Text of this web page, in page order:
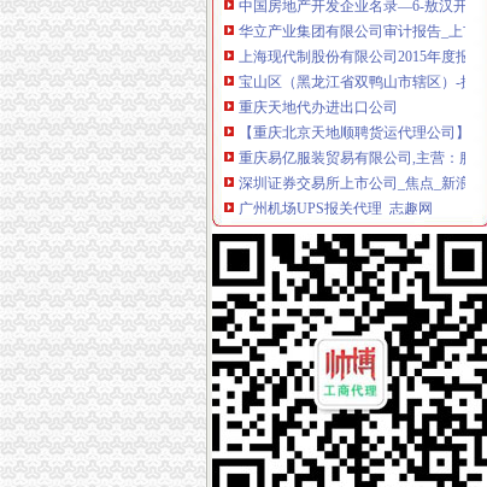
华立产业集团有限公司审计报告_上市
上海现代制股份有限公司2015年度报
宝山区（黑龙江省双鸭山市辖区）-搜百
重庆天地代办进出口公司
【重庆北京天地顺聘货运代理公司】网
重庆易亿服装贸易有限公司,主营：服
深圳证券交易所上市公司_焦点_新浪财
广州机场UPS报关代理_志趣网
青岛饮料代理公司-青岛饮料代理厂家-|
重庆进口美国咖啡清关运输到成都需
海haiyao品牌代理招商-招商加盟-
重庆物流服务公司_物流服务厂_生产厂
价格,厂家,图片,进出口全套代理,重庆市
郑州报关代理黄页、郑州报关代理公
朝天门代办进出口公司
重庆南岸茶园新区工商服务信息,提供
【2014年重庆美购贸易有限公司新招聘
重庆港国际集装箱有限公司货运代理分
朝天门火锅加盟_朝天门火锅加盟店_